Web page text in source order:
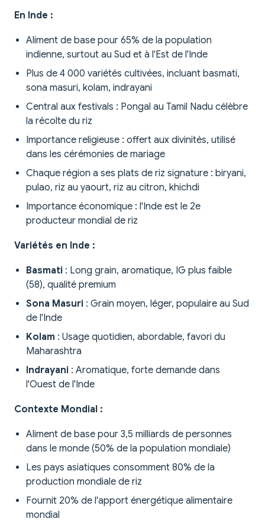
En Inde :
Aliment de base pour 65% de la population
indienne, surtout au Sud et à l'Est de l'Inde
Plus de 4 000 variétés cultivées, incluant basmati,
sona masuri, kolam, indrayani
Central aux festivals : Pongal au Tamil Nadu célèbre
la récolte du riz
Importance religieuse : offert aux divinités, utilisé
dans les cérémonies de mariage
Chaque région a ses plats de riz signature : biryani,
pulao, riz au yaourt, riz au citron, khichdi
Importance économique : l'Inde est le 2e
producteur mondial de riz
Variétés en Inde :
Basmati : Long grain, aromatique, IG plus faible
(58), qualité premium
Sona Masuri : Grain moyen, léger, populaire au Sud
de l'Inde
Kolam : Usage quotidien, abordable, favori du
Maharashtra
Indrayani : Aromatique, forte demande dans
l'Ouest de l'Inde
Contexte Mondial :
Aliment de base pour 3,5 milliards de personnes
dans le monde (50% de la population mondiale)
Les pays asiatiques consomment 80% de la
production mondiale de riz
Fournit 20% de l'apport énergétique alimentaire
mondial